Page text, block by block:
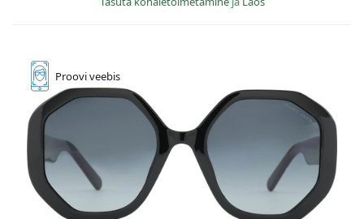
Prooviveebis